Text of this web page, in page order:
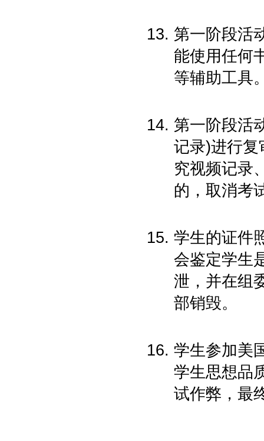
第一阶段活
能使用任何
等辅助工具
第一阶段活
记录)进行复
究视频记录
的，取消考
学生的证件
会鉴定学生
泄，并在组
部销毁。
学生参加美
学生思想品
试作弊，最